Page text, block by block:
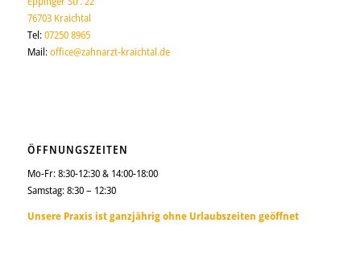
76703 Kraichtal
Tel:07250 8965
Mail:office@zahnarzt-kraichtal.de
ÖFFNUNGSZEITEN
Mo-Fr: 8:30-12:30 & 14:00-18:00
Samstag: 8:30 – 12:30
Unsere Praxis ist ganzjährig ohne Urlaubszeiten geöffnet